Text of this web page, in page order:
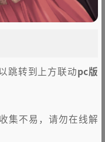
跳转到上方联动pc版
集不易，请勿在线解